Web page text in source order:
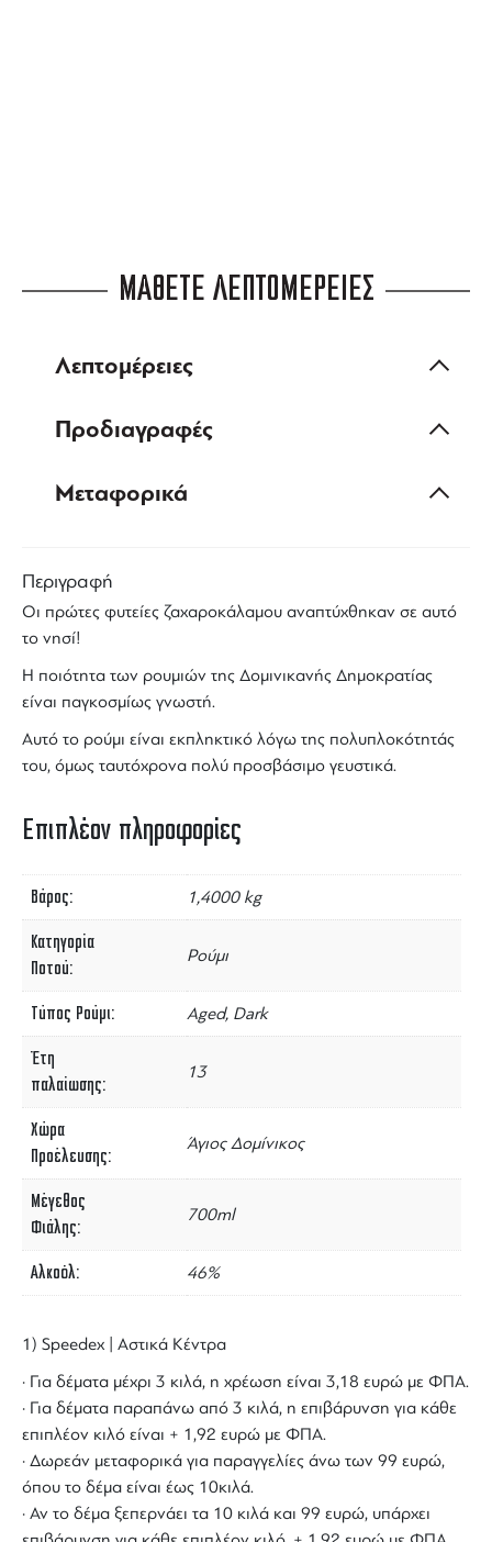
ΜΑΘΕΤΕ ΛΕΠΤΟΜΕΡΕΙΕΣ
Λεπτομέρειες
Προδιαγραφές
Μεταφορικά
Περιγραφή
Οι πρώτες φυτείες ζαχαροκάλαμου αναπτύχθηκαν σε αυτό
το νησί!
Η ποιότητα των ρουμιών της Δομινικανής Δημοκρατίας
είναι παγκοσμίως γνωστή.
Αυτό το ρούμι είναι εκπληκτικό λόγω της πολυπλοκότητάς
του, όμως ταυτόχρονα πολύ προσβάσιμο γευστικά.
Επιπλέον πληροφορίες
Βάρος 1,4000 kg
Κατηγορία
Ποτού
Ρούμι
Τύπος Ρούμι Aged, Dark
Έτη
παλαίωσης
13
Χώρα
Προέλευσης
Άγιος Δομίνικος
Μέγεθος
Φιάλης
700ml
Αλκοόλ 46%
1) Speedex | Αστικά Κέντρα
· Για δέματα μέχρι 3 κιλά, η χρέωση είναι 3,18 ευρώ με ΦΠΑ.
· Για δέματα παραπάνω από 3 κιλά, η επιβάρυνση για κάθε
επιπλέον κιλό είναι + 1,92 ευρώ με ΦΠΑ.
· Δωρεάν μεταφορικά για παραγγελίες άνω των 99 ευρώ,
όπου το δέμα είναι έως 10κιλά.
· Αν το δέμα ξεπερνάει τα 10 κιλά και 99 ευρώ, υπάρχει